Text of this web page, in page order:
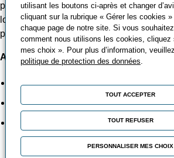
propose des parcours adaptés aux
locales et des apprenants, avec des
professionnels et un encadrement
Atouts du centre :
Formation continue et
Plateaux techniques adaptés aux
Accompagnement par des formateurs
l’industrie
utilisant les boutons ci-après et changer
cliquant sur la rubrique « Gérer les cookies
chaque page de notre site. Si vous
comment nous utilisons les cookies, cliquez
mes choix ». Pour plus d’information,
politique de protection des données
TOUT ACCEPTER
TOUT REFUSER
PERSONNALISER MES CHOIX